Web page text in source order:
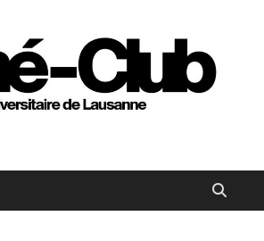
universitaire